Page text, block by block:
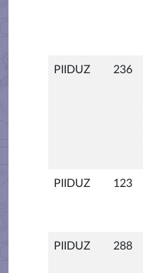
PIIDUZ 236
PIIDUZ 123
PIIDUZ 288